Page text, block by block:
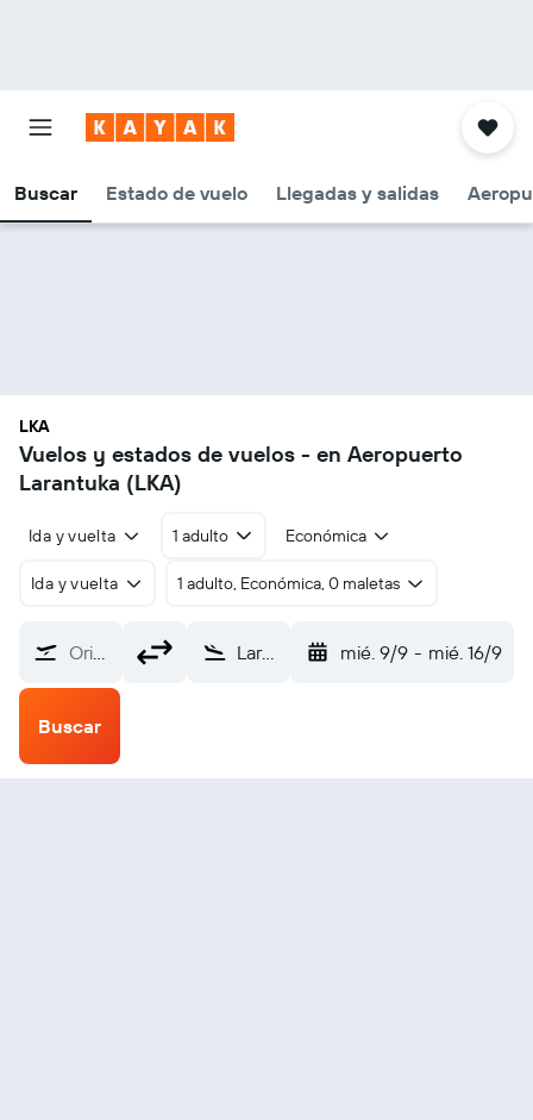
Buscar Estado de vuelo Llegadas y salidas
LKA
Vuelos y estados de vuelos - en Aeropuerto
Larantuka (LKA)
Ida y vuelta 1 adulto Económica
Ida y vuelta 1 adulto, Económica, 0 maletas
Origen Larantuka (LKA) mié. 9/9 - mié. 16/9
Buscar